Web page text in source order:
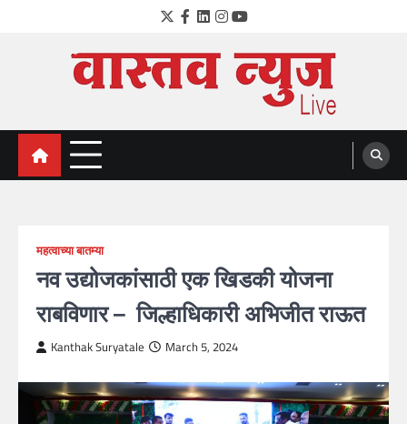
Twitter
Facebook
LinkedIn
Instagram
YouTube
VastavNEWSLive.com
a leading NEWS portal of Maharahstra
महत्वाच्या बातम्या
नव उद्योजकांसाठी एक खिडकी योजना
राबविणार – जिल्हाधिकारी अभिजीत राऊत
Kanthak Suryatale March 5, 2024